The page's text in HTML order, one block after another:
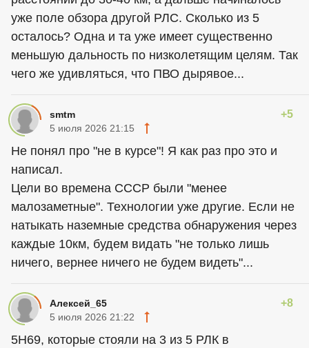
уже поле обзора другой РЛС. Сколько из 5
осталось? Одна и та уже имеет существенно
меньшую дальность по низколетящим целям. Так
чего же удивляться, что ПВО дырявое...
smtm +5
5 июля 2026 21:15
Не понял про "не в курсе"! Я как раз про это и
написал.
Цели во времена СССР были "менее
малозаметные". Технологии уже другие. Если не
натыкать наземные средства обнаружения через
каждые 10км, будем видать "не только лишь
ничего, вернее ничего не будем видеть"...
Алексей_65 +8
5 июля 2026 21:22
5Н69, которые стояли на 3 из 5 РЛК в